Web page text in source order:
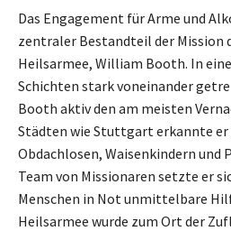
Das Engagement für Arme und
zentraler Bestandteil der Mission
Heilsarmee, William Booth. In
Schichten stark voneinander
Booth aktiv den am meisten
Städten wie Stuttgart erkannte er
Obdachlosen, Waisenkindern
Team von Missionaren setzte er
Menschen in Not unmittelbare
Heilsarmee wurde zum Ort der